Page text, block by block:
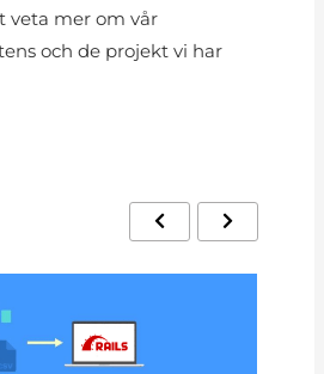
veta mer om vår
och de projekt vi har